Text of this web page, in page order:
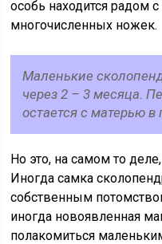
особь находится радом
многочисленных ножек.
Маленькие
через 2 – 3 месяца.
остается с матерью в
Но это, на самом то
Иногда самка
собственным
иногда новоявленная
полакомиться